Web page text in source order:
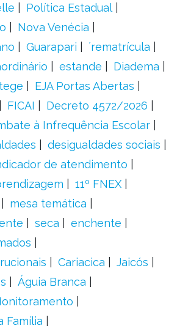
Política Estadual
Nova Venécia
Guarapari
´rematrícula
estande
Diadema
EJA Portas Abertas
FICAI
Decreto 4572/2026
à Infrequência Escolar
desigualdades sociais
de atendimento
11º FNEX
mesa temática
seca
enchente
Cariacica
Jaicós
Águia Branca
Família